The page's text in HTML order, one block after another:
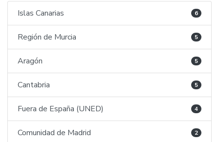
Islas Canarias 6
Región de Murcia 5
Aragón 5
Cantabria 5
Fuera de España (UNED) 4
Comunidad de Madrid 2